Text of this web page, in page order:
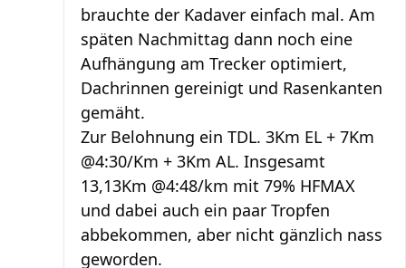
brauchte der Kadaver einfach mal. Am
späten Nachmittag dann noch eine
Aufhängung am Trecker optimiert,
Dachrinnen gereinigt und Rasenkanten
gemäht.
Zur Belohnung ein TDL. 3Km EL + 7Km
@4:30/Km + 3Km AL. Insgesamt
13,13Km @4:48/km mit 79% HFMAX
und dabei auch ein paar Tropfen
abbekommen, aber nicht gänzlich nass
geworden.